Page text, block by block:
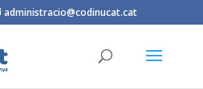
administracio@codinucat.cat